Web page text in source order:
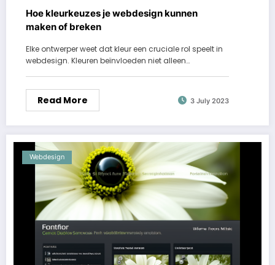
Hoe kleurkeuzes je webdesign kunnen
maken of breken
Elke ontwerper weet dat kleur een cruciale rol speelt in
webdesign. Kleuren beïnvloeden niet alleen…
Read More 3 July 2023
Webdesign